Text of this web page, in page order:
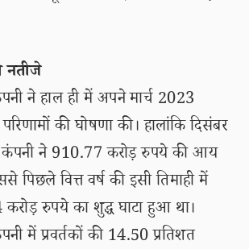
नतीजे
ने हाल ही में अपने मार्च 2023
परिणामों की घोषणा की। हालांकि दिसंबर
कंपनी ने 910.77 करोड़ रुपये की आय
पिछले वित्त वर्ष की इसी तिमाही में
रुपये का शुद्ध घाटा हुआ था।
में प्रवर्तकों की 14.50 प्रतिशत